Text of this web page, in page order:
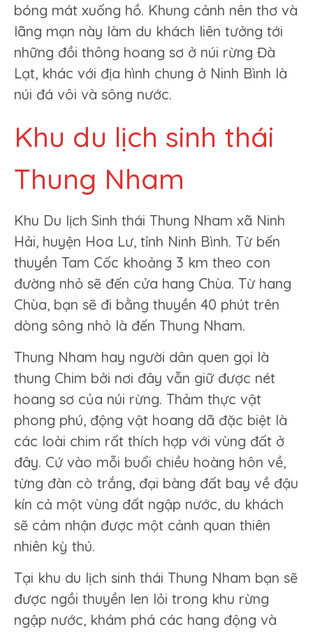
bóng mát xuống hồ. Khung cảnh nên thơ và
lãng mạn này làm du khách liên tưởng tới
những đồi thông hoang sơ ở núi rừng Đà
Lạt, khác với địa hình chung ở Ninh Bình là
núi đá vôi và sông nước.
Khu du lịch sinh thái
Thung Nham
Khu Du lịch Sinh thái Thung Nham xã Ninh
Hải, huyện Hoa Lư, tỉnh Ninh Bình. Từ bến
thuyền Tam Cốc khoảng 3 km theo con
đường nhỏ sẽ đến cửa hang Chùa. Từ hang
Chùa, bạn sẽ đi bằng thuyền 40 phút trên
dòng sông nhỏ là đến Thung Nham.
Thung Nham hay người dân quen gọi là
thung Chim bởi nơi đây vẫn giữ được nét
hoang sơ của núi rừng. Thảm thực vật
phong phú, động vật hoang dã đặc biệt là
các loài chim rất thích hợp với vùng đất ở
đây. Cứ vào mỗi buổi chiều hoàng hôn về,
từng đàn cò trắng, đại bàng đất bay về đậu
kín cả một vùng đất ngập nước, du khách
sẽ cảm nhận được một cảnh quan thiên
nhiên kỳ thú.
Tại khu du lịch sinh thái Thung Nham bạn sẽ
được ngồi thuyền len lỏi trong khu rừng
ngập nước, khám phá các hang động và